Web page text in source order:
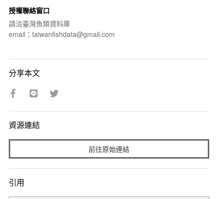
授權聯絡窗口
請洽臺灣魚類資料庫
email：taiwanfishdata@gmail.com
分享本文
資源連結
前往原始連結
引用